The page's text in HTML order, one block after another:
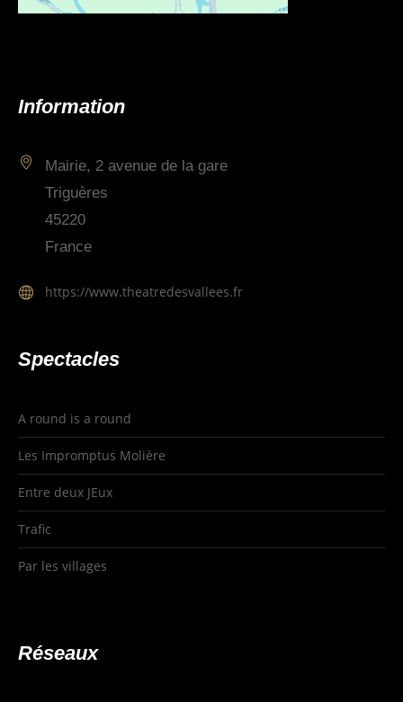
Information
Mairie, 2 avenue de la gare
Triguères
45220
France
https://www.theatredesvallees.fr
Spectacles
A round is a round
Les Impromptus Molière
Entre deux JEux
Trafic
Par les villages
Réseaux